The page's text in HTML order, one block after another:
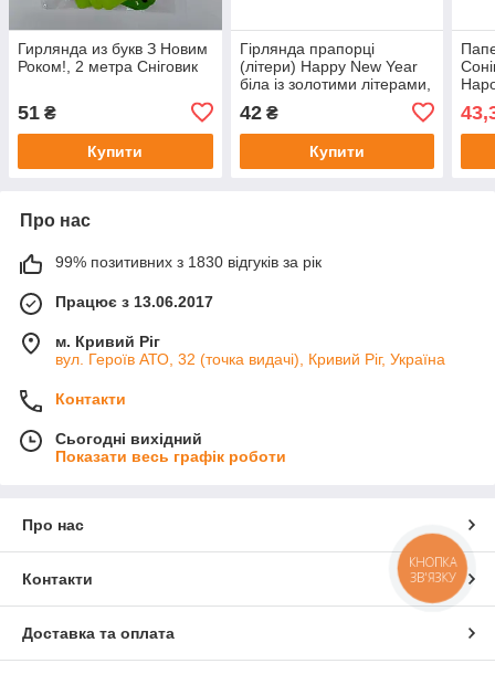
Гирлянда из букв З Новим
Роком!, 2 метра Сніговик
51 ₴
Купити
Гірлянда прапорці
(літери) Happy New Year
біла із золотими літерами,
метри
42₴
Купити
Про нас
99% позитивних з 1830 відгуків за рік
Працює з 13.06.2017
м. Кривий Ріг
вул. Героїв АТО, 32 (точка видачі), Кривий Ріг, Україна
Контакти
Сьогодні вихідний
Показати весь графік роботи
Про нас
Контакти
Доставка та оплата
КНОПКА
ЗВ'ЯЗКУ